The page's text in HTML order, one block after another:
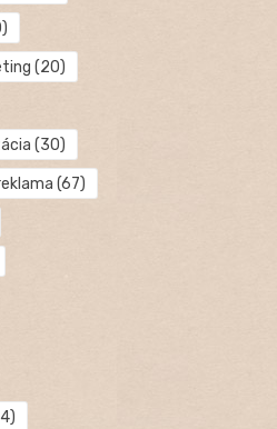
(20)
(30)
(67)